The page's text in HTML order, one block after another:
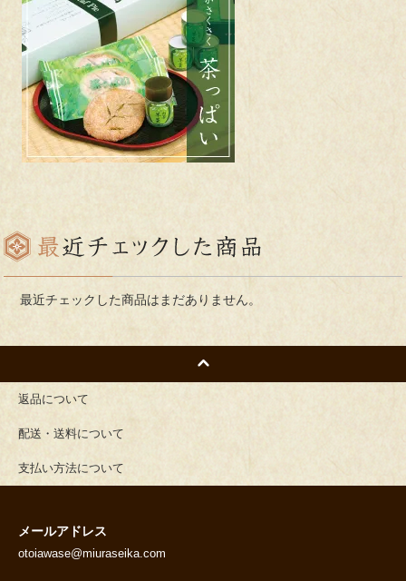
最近チェックした商品はまだありません。
返品について
配送・送料について
支払い方法について
メールアドレス
otoiawase@miuraseika.com